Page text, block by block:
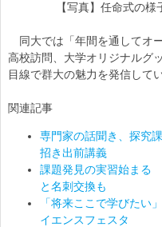
【写真】任命式の様
同大では「年間を通してオ
高校訪問、大学オリジナルグ
目線で群大の魅力を発信して
関連記事
専門家の話聞き、探究
招き出前講義
課題発見の実習始ま
と名刺交換も
「将来ここで学びた
イエンスフェスタ